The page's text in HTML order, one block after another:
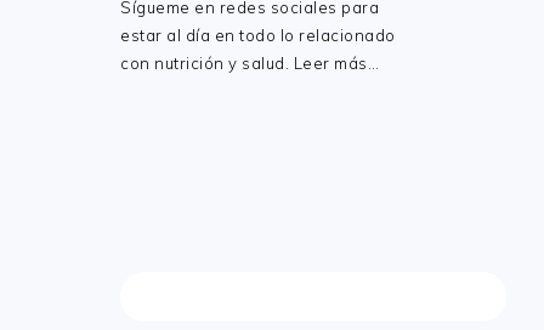
Sígueme en redes sociales para
estar al día en todo lo relacionado
con nutrición y salud. Leer más…